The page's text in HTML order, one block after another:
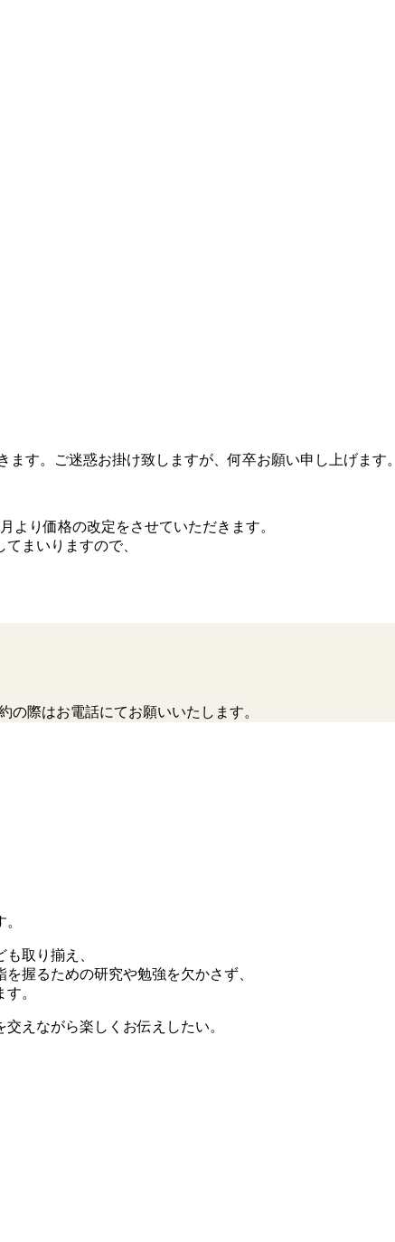
す。ご迷惑お掛け致しますが、何卒お願い申し上げます。
より価格の改定をさせていただきます。
まいりますので、
の際はお電話にてお願いいたします。
取り揃え、
握るための研究や勉強を欠かさず、
。
えながら楽しくお伝えしたい。